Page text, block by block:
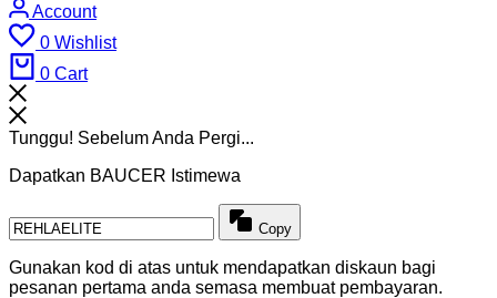
Account
0 Wishlist
0 Cart
Tunggu! Sebelum Anda Pergi...
Dapatkan BAUCER Istimewa
Copy
Gunakan kod di atas untuk mendapatkan diskaun bagi
pesanan pertama anda semasa membuat pembayaran.